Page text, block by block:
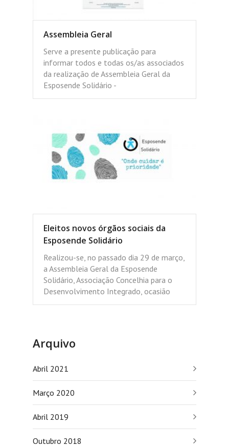
Assembleia Geral
Serve a presente publicação para
informar todos e todas os/as associados
da realização de Assembleia Geral da
Esposende Solidário -
Eleitos novos órgãos sociais da
Esposende Solidário
Realizou-se, no passado dia 29 de março,
a Assembleia Geral da Esposende
Solidário, Associação Concelhia para o
Desenvolvimento Integrado, ocasião
Arquivo
Abril 2021
Março 2020
Abril 2019
Outubro 2018